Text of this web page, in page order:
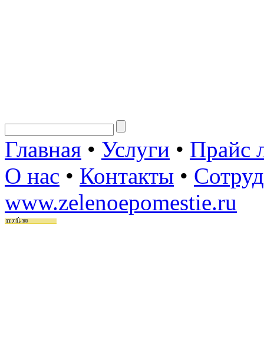
Главная • Услуги • Прайс
О нас • Контакты •
www.zelenoepomestie.ru